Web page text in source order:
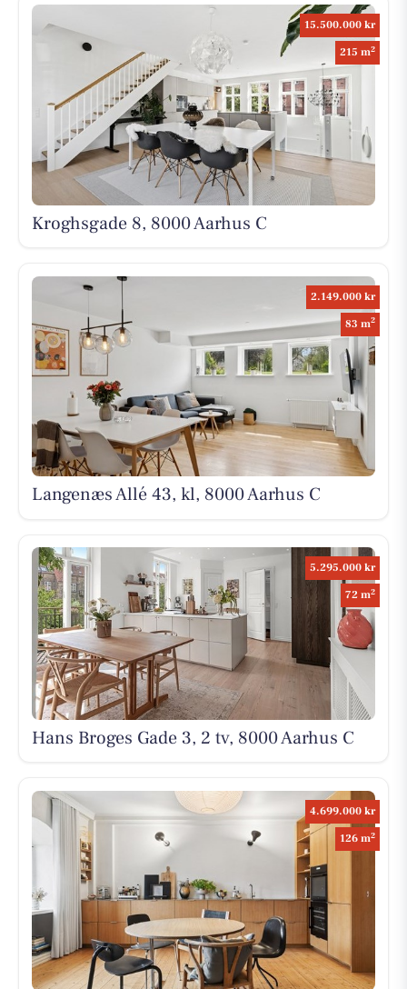
15.500.000 kr
215 m2
Kroghsgade 8, 8000 Aarhus C
2.149.000 kr
83 m2
Langenæs Allé 43, kl, 8000 Aarhus C
5.295.000 kr
72 m2
Hans Broges Gade 3, 2 tv, 8000 Aarhus C
4.699.000 kr
126 m2